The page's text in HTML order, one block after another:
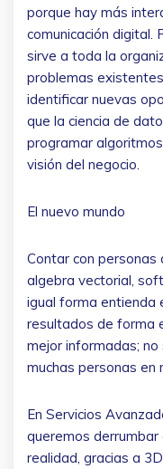
porque hay más
comunicación digital.
sirve a toda la
problemas
identificar nuevas
que la ciencia de
programar
visión del negocio.
El nuevo mundo
Contar con personas
algebra vectorial,
igual forma entienda
resultados de forma
mejor informadas;
muchas personas en
En Servicios
queremos
realidad, gracias a